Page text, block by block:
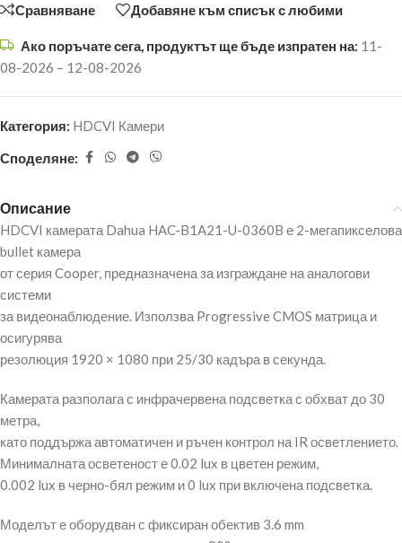
Сравняване Добавяне към списък с любими
Ако поръчате сега, продуктът ще бъде изпратен на: 11-
08-2026 – 12-08-2026
Категория: HDCVI Камери
Споделяне:
Описание
HDCVI камерата Dahua HAC-B1A21-U-0360B е 2-мегапикселова
bullet камера
от серия Cooper, предназначена за изграждане на аналогови
системи
за видеонаблюдение. Използва Progressive CMOS матрица и
осигурява
резолюция 1920 × 1080 при 25/30 кадъра в секунда.
Камерата разполага с инфрачервена подсветка с обхват до 30
метра,
като поддържа автоматичен и ръчен контрол на IR осветлението.
Минималната осветеност е 0.02 lux в цветен режим,
0.002 lux в черно-бял режим и 0 lux при включена подсветка.
Моделът е оборудван с фиксиран обектив 3.6 mm